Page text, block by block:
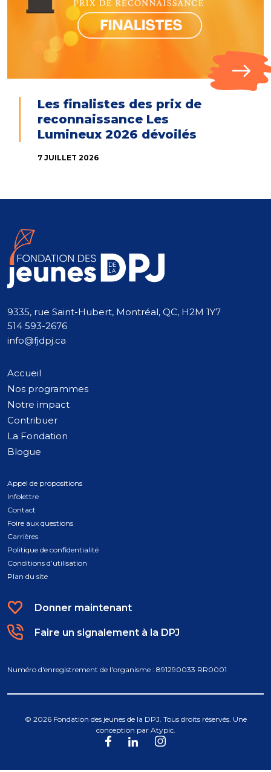
Les finalistes des prix de
reconnaissance Les
Lumineux 2026 dévoilés
7 JUILLET 2026
9335, rue Saint-Hubert, Montréal, QC, H2M 1Y7
514 593-2676
info@fjdpj.ca
Accueil
Nos programmes
Notre impact
Contribuer
La Fondation
Blogue
Appel de propositions
Infolettre
Contact
Foire aux questions
Carrières
Politique de confidentialité
Conditions d’utilisation
Plan du site
Donner maintenant
Faire un signalement à la DPJ
Numéro d'enregistrement de l'organisme : 891290033 RR0001
© 2026 Fondation des jeunes de la DPJ. Tous droits réservés. Une
conception par Atypic.